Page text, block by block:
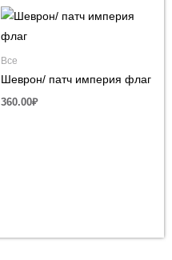
Все
Шеврон/ патч империя флаг
360.00₽